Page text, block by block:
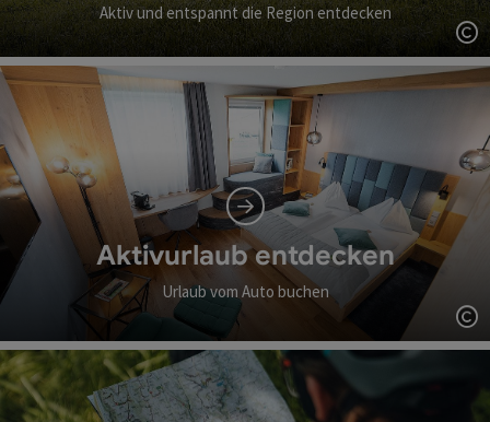
Aktiv und entspannt die Region entdecken
Aktivurlaub entdecken
Urlaub vom Auto buchen